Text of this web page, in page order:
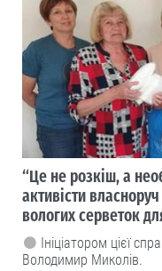
“Це не розкіш, а
активісти
вологих серветок
Ініціатором цієї
Володимир Миколів.